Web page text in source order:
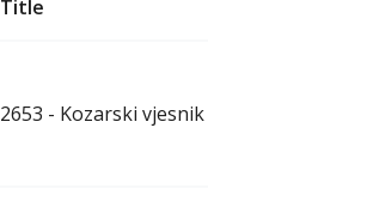
Title
2653 - Kozarski vjesnik - 7.8.2026.